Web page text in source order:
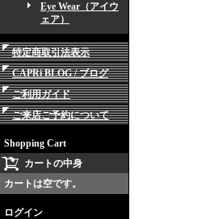
Eye Wear（アイウ
ェア）
特定商取引法表示
CAPRi BLOG / ブログ
ご利用ガイド
ご来店ご予約について
Shopping Cart
カートの中身
カートは空です。
ログイン